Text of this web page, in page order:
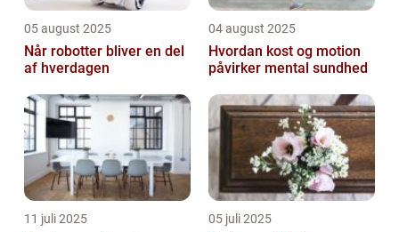
05 august 2025
Når robotter bliver en del
af hverdagen
04 august 2025
Hvordan kost og motion
påvirker mental sundhed
11 juli 2025 05 juli 2025